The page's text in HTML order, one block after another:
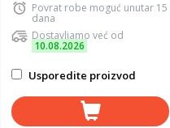
Povrat robe moguć unutar 15
dana
Dostavljamo već od
10.08.2026
Usporedite proizvod